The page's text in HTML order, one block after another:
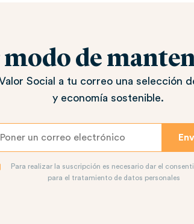
de
Social a tu correo una selección
y economía sostenible.
Para realizar la suscripción es necesario dar el
para el tratamiento de datos personales